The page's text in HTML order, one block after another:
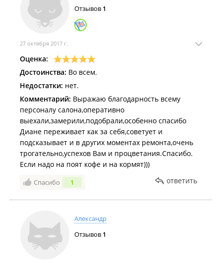
Отзывов 1
27 октября 2017 г.
Оценка:
Достоинства: Во всем.
Недостатки: нет.
Комментарий: Выражаю благодарность всему
персоналу салона,оперативно
выехали,замерили,подобрали,особенно спасибо
Диане переживает как за себя,советует и
подсказывает и в других моментах ремонта,очень
трогательно,успехов Вам и процветания.Спасибо.
Если надо на поят кофе и на кормят)))
Спасибо 1 ответить
Александр
Отзывов 1